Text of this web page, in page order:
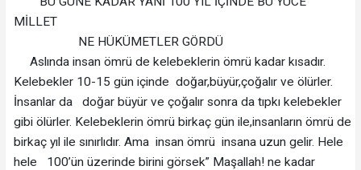
MİLLET
NE HÜKÜMETLER GÖRDÜ
Aslında insan ömrü de kelebeklerin ömrü kadar kısadır.
Kelebekler 10-15 gün içinde doğar,büyür,çoğalır ve ölürler.
İnsanlar da doğar büyür ve çoğalır sonra da tıpkı kelebekler
gibi ölürler. Kelebeklerin ömrü birkaç gün ile,insanların ömrü de
birkaç yıl ile sınırlıdır. Ama insan ömrü insana uzun gelir. Hele
hele 100’ün üzerinde birini görsek” Maşallah! ne kadar